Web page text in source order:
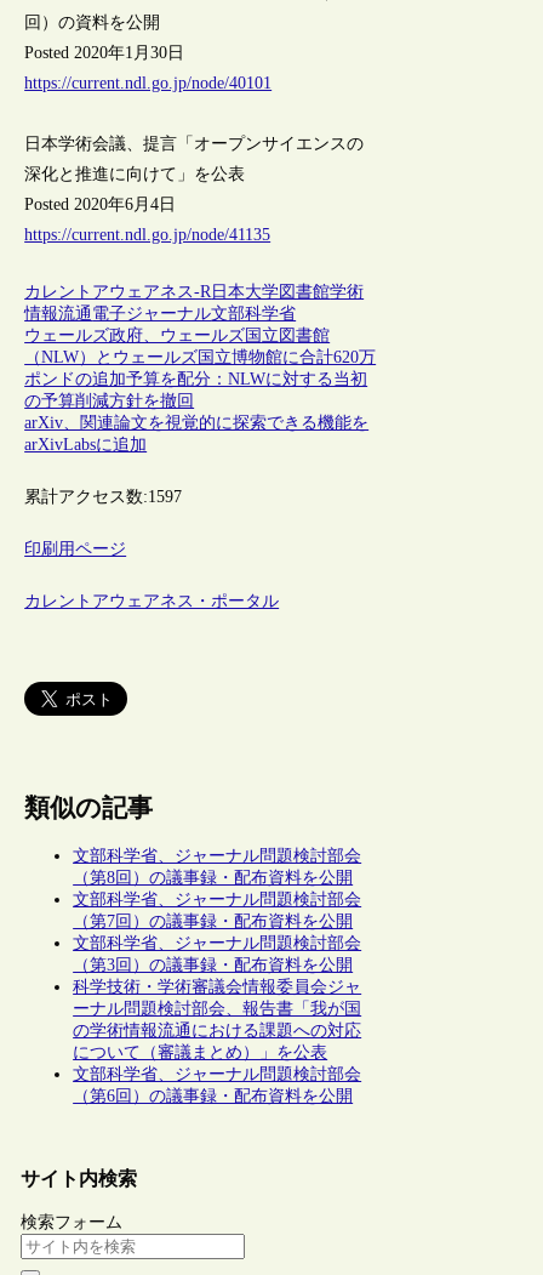
回）の資料を公開
Posted 2020年1月30日
https://current.ndl.go.jp/node/40101
日本学術会議、提言「オープンサイエンスの
深化と推進に向けて」を公表
Posted 2020年6月4日
https://current.ndl.go.jp/node/41135
カレントアウェアネス-R 日本大学図書館学術
情報流通 電子ジャーナル文部科学省
ウェールズ政府、ウェールズ国立図書館
（NLW）とウェールズ国立博物館に合計620万
ポンドの追加予算を配分：NLWに対する当初
の予算削減方針を撤回
arXiv、関連論文を視覚的に探索できる機能を
arXivLabsに追加
累計アクセス数:1597
印刷用ページ
カレントアウェアネス・ポータル
類似の記事
文部科学省、ジャーナル問題検討部会
（第8回）の議事録・配布資料を公開
文部科学省、ジャーナル問題検討部会
（第7回）の議事録・配布資料を公開
文部科学省、ジャーナル問題検討部会
（第3回）の議事録・配布資料を公開
科学技術・学術審議会情報委員会ジャ
ーナル問題検討部会、報告書「我が国
の学術情報流通における課題への対応
について（審議まとめ）」を公表
文部科学省、ジャーナル問題検討部会
（第6回）の議事録・配布資料を公開
サイト内検索
検索フォーム